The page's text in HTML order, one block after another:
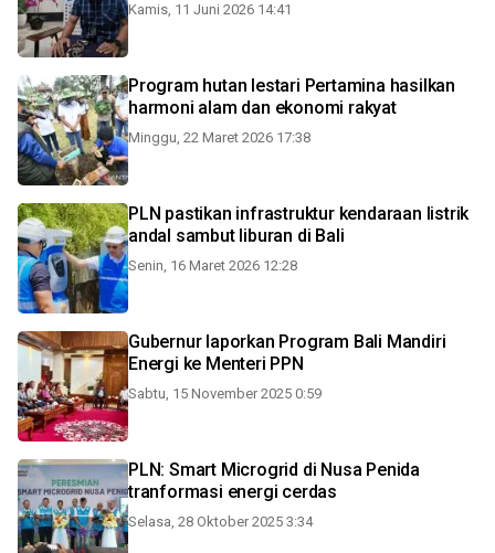
Kamis, 11 Juni 2026 14:41
Program hutan lestari Pertamina hasilkan
harmoni alam dan ekonomi rakyat
Minggu, 22 Maret 2026 17:38
PLN pastikan infrastruktur kendaraan listrik
andal sambut liburan di Bali
Senin, 16 Maret 2026 12:28
Gubernur laporkan Program Bali Mandiri
Energi ke Menteri PPN
Sabtu, 15 November 2025 0:59
PLN: Smart Microgrid di Nusa Penida
tranformasi energi cerdas
Selasa, 28 Oktober 2025 3:34